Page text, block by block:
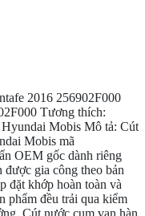
2016 256902F000
Tương thích:
Mobis Mô tả: Cút
Mobis mã
OEM gốc dành riêng
gia công theo bản
đặt khớp hoàn toàn và
phẩm đều trải qua kiểm
Cút nước cụm van hàn